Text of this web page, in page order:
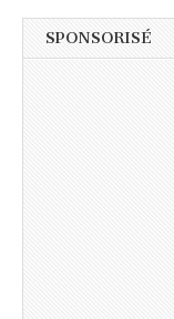
SPONSORISÉ